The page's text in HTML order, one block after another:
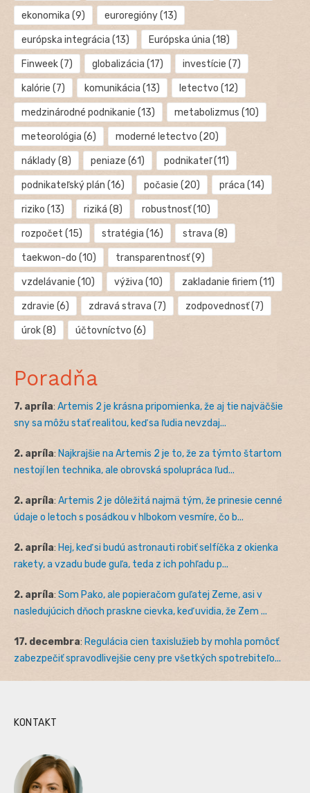
ekonomika (9) euroregióny(13)
európska integrácia (13) Európska únia (18)
Finweek(7) globalizácia (17) investície (7)
kalórie (7) komunikácia (13) letectvo (12)
medzinárodné podnikanie (13) metabolizmus (10)
meteorológia (6) moderné letectvo (20)
náklady(8) peniaze (61) podnikateľ(11)
podnikateľský plán (16) počasie (20) práca (14)
riziko (13) riziká (8) robustnosť(10)
rozpočet (15) stratégia (16) strava (8)
taekwon-do (10) transparentnosť(9)
vzdelávanie (10) výživa (10) zakladanie firiem (11)
zdravie (6) zdravá strava (7) zodpovednosť(7)
úrok(8) účtovníctvo (6)
Poradňa
7. apríla: Artemis 2 je krásna pripomienka, že aj tie najväčšie
sny sa môžu stať realitou, keď sa ľudia nevzdaj...
2. apríla: Najkrajšie na Artemis 2 je to, že za týmto štartom
nestojí len technika, ale obrovská spolupráca ľud...
2. apríla: Artemis 2 je dôležitá najmä tým, že prinesie cenné
údaje o letoch s posádkou v hlbokom vesmíre, čo b...
2. apríla: Hej, keď si budú astronauti robiť selfíčka z okienka
rakety, a vzadu bude guľa, teda z ich pohľadu p...
2. apríla: Som Pako, ale popieračom guľatej Zeme, asi v
nasledujúcich dňoch praskne cievka, keď uvidia, že Zem ...
17. decembra: Regulácia cien taxislužieb by mohla pomôcť
zabezpečiť spravodlivejšie ceny pre všetkých spotrebiteľo...
KONTAKT